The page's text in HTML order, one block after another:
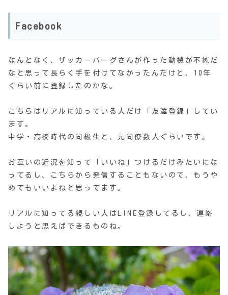
Facebook
なんとなく、ザッカーバーグさんが作った動機が不純だ
なと思って長らく手を付けてなかったんだけど、10年
ぐらい前に登録したのかな。
こちらはリアルに知っている人だけ「友達登録」してい
ます。
中学・高校時代の同級生と、元同僚数人ぐらいです。
お互いの近況を知って「いいね」つけるだけみたいにな
ってるし、こちらから発信することもないので、もうや
めてもいいよねと思ってます。
リアルに知ってる親しい人はLINE登録してるし、連絡
しようと思えばできるものね。